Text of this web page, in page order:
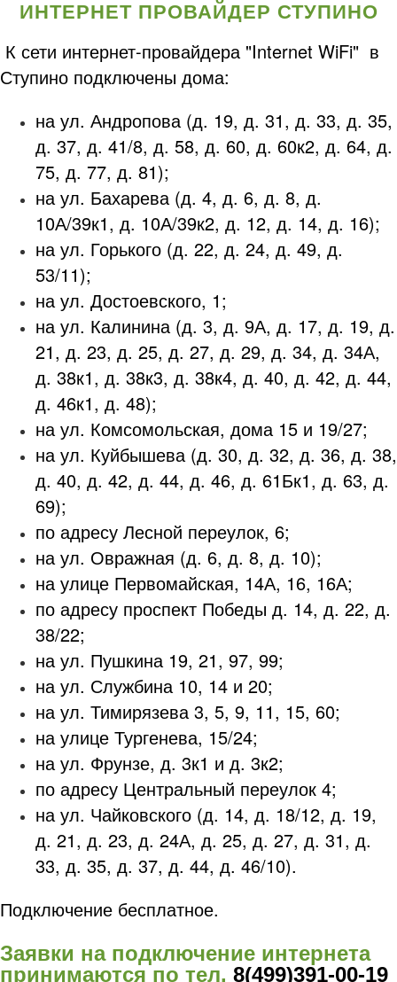
ИНТЕРНЕТ ПРОВАЙДЕР СТУПИНО
К сети интернет-провайдера "Internet WiFi" в
Ступино подключены дома:
на ул. Андропова (д. 19, д. 31, д. 33, д. 35,
д. 37, д. 41/8, д. 58, д. 60, д. 60к2, д. 64, д.
75, д. 77, д. 81);
на ул. Бахарева (д. 4, д. 6, д. 8, д.
10А/39к1, д. 10А/39к2, д. 12, д. 14, д. 16);
на ул. Горького (д. 22, д. 24, д. 49, д.
53/11);
на ул. Достоевского, 1;
на ул. Калинина (д. 3, д. 9А, д. 17, д. 19, д.
21, д. 23, д. 25, д. 27, д. 29, д. 34, д. 34А,
д. 38к1, д. 38к3, д. 38к4, д. 40, д. 42, д. 44,
д. 46к1, д. 48);
на ул. Комсомольская, дома 15 и 19/27;
на ул. Куйбышева (д. 30, д. 32, д. 36, д. 38,
д. 40, д. 42, д. 44, д. 46, д. 61Бк1, д. 63, д.
69);
по адресу Лесной переулок, 6;
на ул. Овражная (д. 6, д. 8, д. 10);
на улице Первомайская, 14А, 16, 16А;
по адресу проспект Победы д. 14, д. 22, д.
38/22;
на ул. Пушкина 19, 21, 97, 99;
на ул. Службина 10, 14 и 20;
на ул. Тимирязева 3, 5, 9, 11, 15, 60;
на улице Тургенева, 15/24;
на ул. Фрунзе, д. 3к1 и д. 3к2;
по адресу Центральный переулок 4;
на ул. Чайковского (д. 14, д. 18/12, д. 19,
д. 21, д. 23, д. 24А, д. 25, д. 27, д. 31, д.
33, д. 35, д. 37, д. 44, д. 46/10).
Подключение бесплатное.
Заявки на подключение интернета
принимаются по тел. 8(499)391-00-19